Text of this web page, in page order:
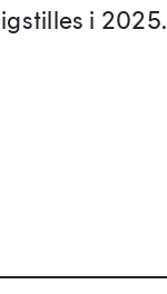
i 2025.